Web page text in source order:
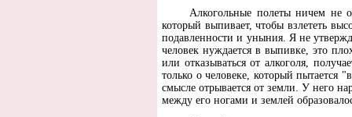
Алкогольные полеты ничем не
который выпивает, чтобы взлететь
подавленности и уныния. Я не
человек нуждается в выпивке, это
или отказываться от алкоголя,
только о человеке, который пытается
смысле отрывается от земли. У него
между его ногами и землей